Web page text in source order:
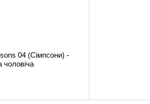
04 (Сімпсони) -
чоловіча